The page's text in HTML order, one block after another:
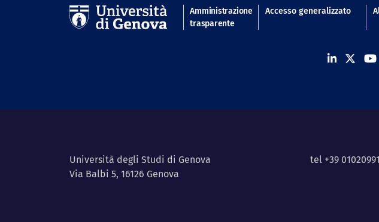
Navigation footer
Amministrazione
trasparente
Accesso generalizzato
Università degli Studi di Genova
Via Balbi 5, 16126 Genova
tel +39 01020991